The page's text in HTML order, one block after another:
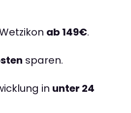
ab 149€.
sparen.
in unter 24